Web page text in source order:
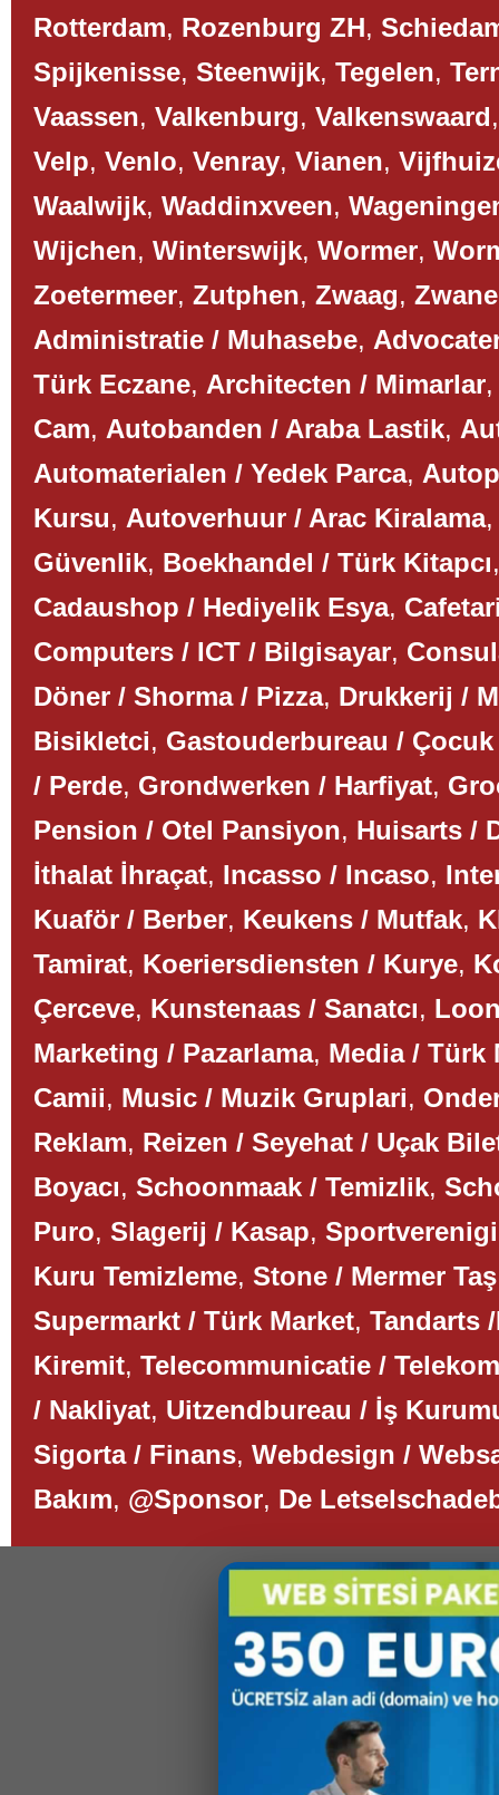
Rotterdam, Rozenburg ZH,
Spijkenisse, Steenwijk, Tegelen,
Vaassen, Valkenburg, Valkenswaard
Velp, Venlo, Venray, Vianen,
Waalwijk, Waddinxveen,
Wijchen, Winterswijk, Wormer,
Zoetermeer, Zutphen, Zwaag,
Administratie / Muhasebe,
Türk Eczane, Architecten / Mimarlar
Cam, Autobanden / Araba Lastik,
Automaterialen / Yedek Parca,
Kursu, Autoverhuur / Arac Kiralama
Güvenlik, Boekhandel / Türk Kitapcı
Cadaushop / Hediyelik Esya,
Computers / ICT / Bilgisayar,
Döner / Shorma / Pizza, Drukkerij /
Bisikletci, Gastouderbureau / Çocuk
/ Perde, Grondwerken / Harfiyat,
Pension / Otel Pansiyon, Huisarts /
İthalat İhraçat, Incasso / Incaso,
Kuaför / Berber, Keukens / Mutfak,
Tamirat, Koeriersdiensten / Kurye,
Çerceve, Kunstenaas / Sanatcı,
Marketing / Pazarlama, Media / Türk
Camii, Music / Muzik Gruplari,
Reklam, Reizen / Seyehat / Uçak
Boyacı, Schoonmaak / Temizlik,
Puro, Slagerij / Kasap,
Kuru Temizleme, Stone / Mermer Taş
Supermarkt / Türk Market, Tandarts
Kiremit, Telecommunicatie / Telekom
/ Nakliyat, Uitzendbureau / İş
Sigorta / Finans, Webdesign /
Bakım, @Sponsor, De